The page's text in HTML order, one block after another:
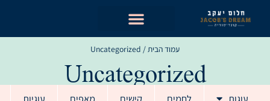
עמוד הבית/ Uncategorized
Uncategorized